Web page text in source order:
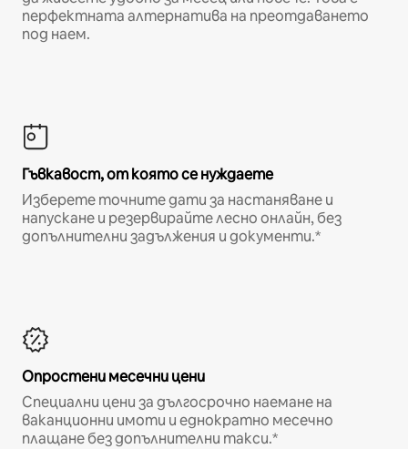
перфектната алтернатива на преотдаването
под наем.
Гъвкавост, от която се нуждаете
Изберете точните дати за настаняване и
напускане и резервирайте лесно онлайн, без
допълнителни задължения и документи.*
Опростени месечни цени
Специални цени за дългосрочно наемане на
ваканционни имоти и еднократно месечно
плащане без допълнителни такси.*